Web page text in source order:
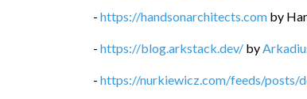
- https://handsonarchitects.com by
- https://blog.arkstack.dev/ by
- https://nurkiewicz.com/feeds/posts/